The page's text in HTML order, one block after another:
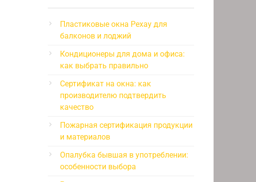
Пластиковые окна Рехау для
балконов и лоджий
Кондиционеры для дома и офиса:
как выбрать правильно
Сертификат на окна: как
производителю подтвердить
качество
Пожарная сертификация продукции
и материалов
Опалубка бывшая в употреблении:
особенности выбора